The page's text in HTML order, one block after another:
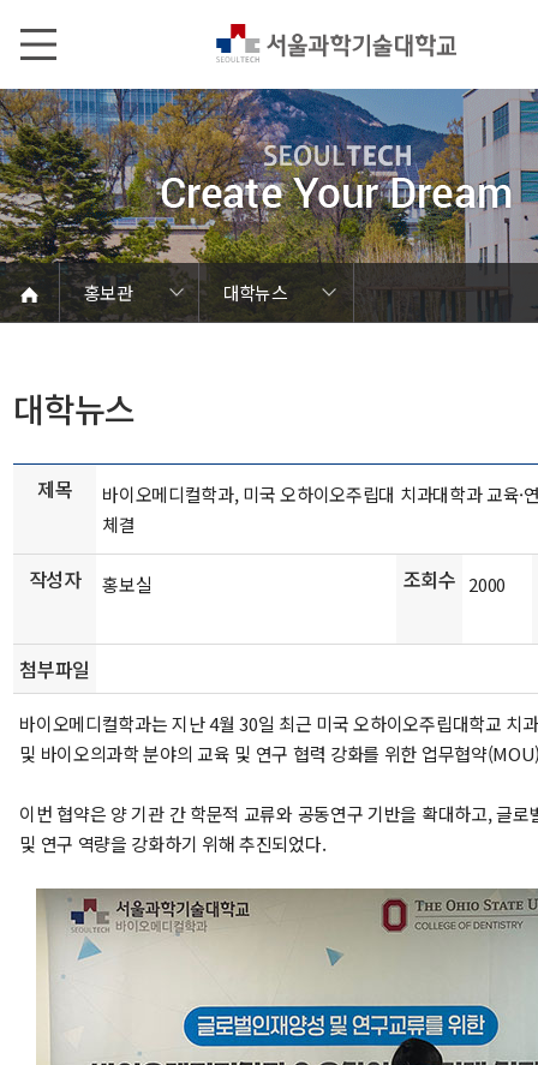
홍보관
대학뉴스
서울과기대 소개
열린총장실
대학현황
대학조직
대학상징
홍보관
캠퍼스 안내
학칙 및 규정
홍보관
대학뉴스
연구성과
발전기금/동문
Global
언론에서 본 SEOULTECH
보도자료
브로슈어
학내행사
동영상자료
사진자료
음악자료
대학뉴스
제목
바이오메디컬학과, 미국 오하이오주립대 치과대학과 교육·
체결
작성자 홍보실 조회수 2000
첨부파일
바이오메디컬학과는 지난 4월 30일 최근 미국 오하이오주립대학교 치
및 바이오의과학 분야의 교육 및 연구 협력 강화를 위한 업무협약
이번 협약은 양 기관 간 학문적 교류와 공동연구 기반을 확대하고, 글로
및 연구 역량을 강화하기 위해 추진되었다.